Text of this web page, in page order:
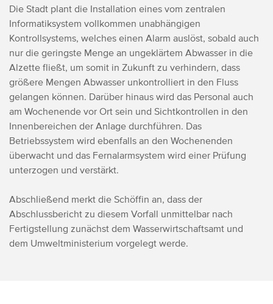
Die Stadt plant die Installation eines vom zentralen
Informatiksystem vollkommen unabhängigen
Kontrollsystems, welches einen Alarm auslöst, sobald auch
nur die geringste Menge an ungeklärtem Abwasser in die
Alzette fließt, um somit in Zukunft zu verhindern, dass
größere Mengen Abwasser unkontrolliert in den Fluss
gelangen können. Darüber hinaus wird das Personal auch
am Wochenende vor Ort sein und Sichtkontrollen in den
Innenbereichen der Anlage durchführen. Das
Betriebssystem wird ebenfalls an den Wochenenden
überwacht und das Fernalarmsystem wird einer Prüfung
unterzogen und verstärkt.
Abschließend merkt die Schöffin an, dass der
Abschlussbericht zu diesem Vorfall unmittelbar nach
Fertigstellung zunächst dem Wasserwirtschaftsamt und
dem Umweltministerium vorgelegt werde.